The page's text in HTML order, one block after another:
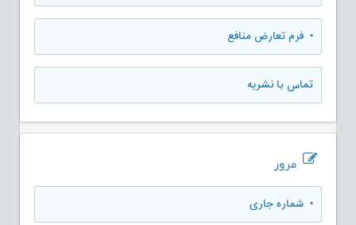
• فرم تعارض منافع
تماس با نشریه
مرور
• شماره جاری